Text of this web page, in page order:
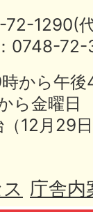
72-
0748-
から午
ら金曜日
12月29
庁舎内